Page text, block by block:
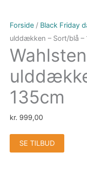
Forside / Black Friday
ulddækken – Sort/blå –
135cm
kr. 999,00
SE TILBUD